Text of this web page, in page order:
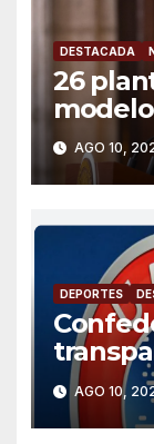
DESTACADA
26
AGO 10,
DEPORTES
AGO 10,